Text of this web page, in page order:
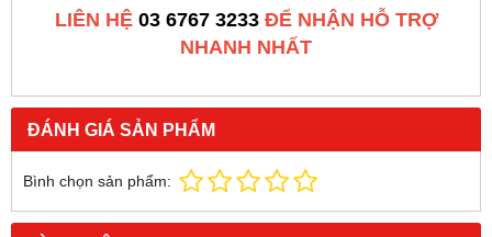
LIÊN HỆ 03 6767 3233 ĐỂ NHẬN HỖ TRỢ
NHANH NHẤT
ĐÁNH GIÁ SẢN PHẨM
Bình chọn sản phẩm: